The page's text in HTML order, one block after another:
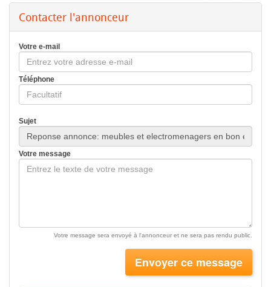
Contacter l'annonceur
Votre e-mail
Téléphone
Sujet
Votre message
Votre message sera envoyé à l'annonceur et ne sera pas rendu public.
Envoyer ce message